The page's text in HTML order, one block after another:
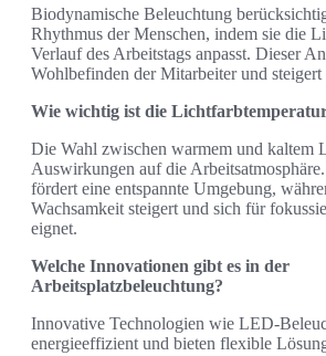
Biodynamische Beleuchtung
Rhythmus der Menschen, indem sie die
Verlauf des Arbeitstags anpasst. Dieser
Wohlbefinden der Mitarbeiter und
Wie wichtig ist die
Die Wahl zwischen warmem und kaltem
Auswirkungen auf die
fördert eine entspannte Umgebung,
Wachsamkeit steigert und sich für
eignet.
Welche Innovationen gibt es in der
Arbeitsplatzbeleuchtung?
Innovative Technologien wie LED-
energieeffizient und bieten flexible